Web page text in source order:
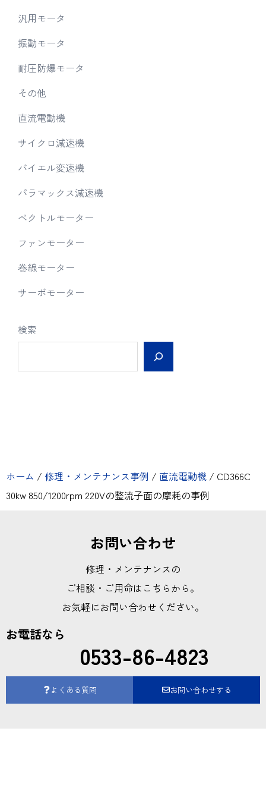
汎用モータ
振動モータ
耐圧防爆モータ
その他
直流電動機
サイクロ減速機
バイエル変速機
パラマックス減速機
ベクトルモーター
ファンモーター
巻線モーター
サーボモーター
検索
ホーム / 修理・メンテナンス事例 / 直流電動機 / CD366C
30kw 850/1200rpm 220Vの整流子面の摩耗の事例
お問い合わせ
修理・メンテナンスの
ご相談・ご用命はこちらから。
お気軽にお問い合わせください。
お電話なら
0533-86-4823
よくある質問 お問い合わせする